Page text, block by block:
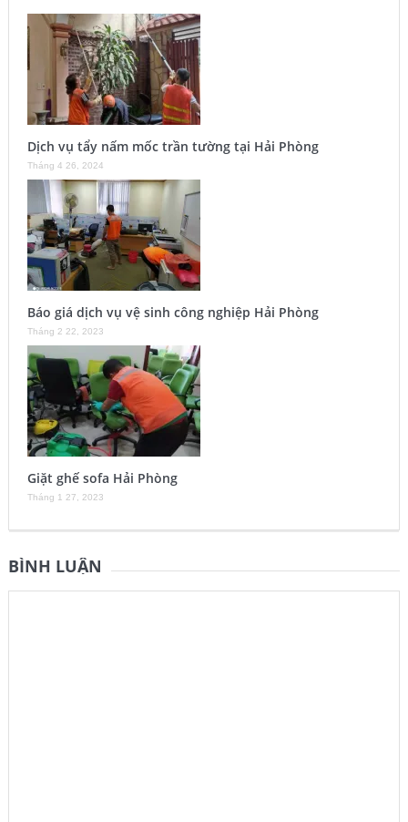
Dịch vụ tẩy nấm mốc trần tường tại Hải Phòng
Tháng 4 26, 2024
Báo giá dịch vụ vệ sinh công nghiệp Hải Phòng
Tháng 2 22, 2023
Giặt ghế sofa Hải Phòng
Tháng 1 27, 2023
BÌNH LUẬN